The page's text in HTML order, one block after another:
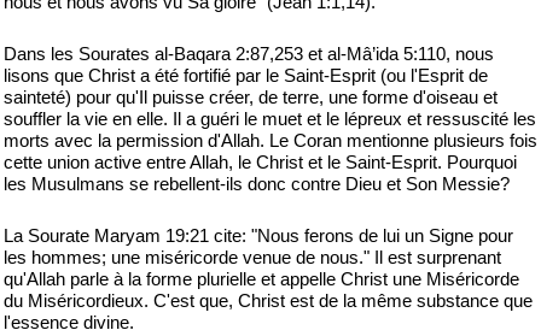
Dans les Sourates al-Baqara 2:87,253 et al-Mâ’ida 5:110, nous
lisons que Christ a été fortifié par le Saint-Esprit (ou l'Esprit de
sainteté) pour qu'Il puisse créer, de terre, une forme d'oiseau et
souffler la vie en elle. Il a guéri le muet et le lépreux et ressuscité les
morts avec la permission d'Allah. Le Coran mentionne plusieurs fois
cette union active entre Allah, le Christ et le Saint-Esprit. Pourquoi
les Musulmans se rebellent-ils donc contre Dieu et Son Messie?
La Sourate Maryam 19:21 cite: "Nous ferons de lui un Signe pour
les hommes; une miséricorde venue de nous." Il est surprenant
qu'Allah parle à la forme plurielle et appelle Christ une Miséricorde
du Miséricordieux. C'est que, Christ est de la même substance que
l'essence divine.